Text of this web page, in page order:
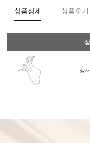
상품상세 상품후기
상